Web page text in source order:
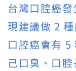
台灣口腔癌
現建議做 2
口腔癌會有 5
己口臭、口